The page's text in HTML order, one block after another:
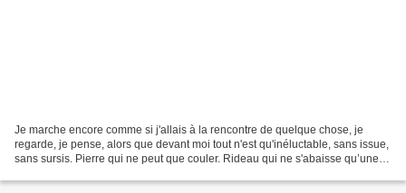
Je marche encore comme si j'allais à la rencontre de quelque chose, je
regarde, je pense, alors que devant moi tout n'est qu'inéluctable, sans issue,
sans sursis. Pierre qui ne peut que couler. Rideau qui ne s'abaisse qu’une